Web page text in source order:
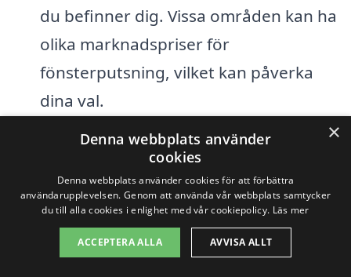
du befinner dig. Vissa områden kan ha
olika marknadspriser för
fönsterputsning, vilket kan påverka
dina val.
Tillgänglighet:Under högsäsong,
såsom vår- och sommarmånaderna,
kan efterfrågan på fönsterputsning
öka, vilket kan leda till högre priser. Att
boka i förväg kan hjälpa dig att spara
×
Denna webbplats använder
cookies
Denna webbplats använder cookies för att förbättra
användarupplevelsen. Genom att använda vår webbplats samtycker
du till alla cookies i enlighet med vår cookiepolicy. Läs mer
ACCEPTERA ALLA AVVISA ALLT